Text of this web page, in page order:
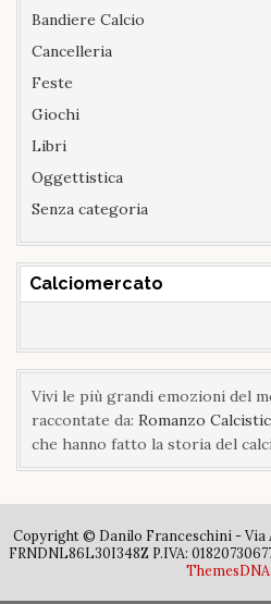
Bandiere Calcio
Cancelleria
Feste
Giochi
Libri
Oggettistica
Senza categoria
Calciomercato
Vivi le più grandi emozioni del
raccontate da: Romanzo
che hanno fatto la storia del
Copyright © Danilo Franceschini - Via
FRNDNL86L30I348Z P.IVA: